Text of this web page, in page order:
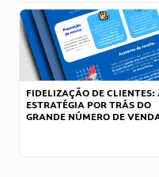
FIDELIZAÇÃO DE CLIENTES:
ESTRATÉGIA POR TRÁS DO
GRANDE NÚMERO DE